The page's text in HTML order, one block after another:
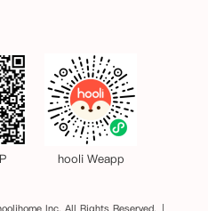
hooli Weapp